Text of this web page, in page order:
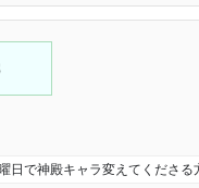
日で神殿キャラ変えてくださ